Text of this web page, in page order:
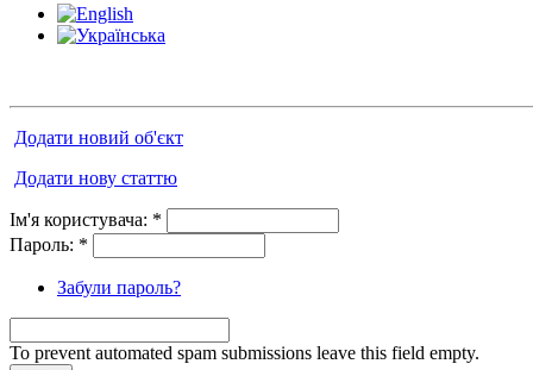
Додати новий об'єкт
Додати нову статтю
Ім'я користувача: *
Пароль: *
Забули пароль?
To prevent automated spam submissions leave this field empty.